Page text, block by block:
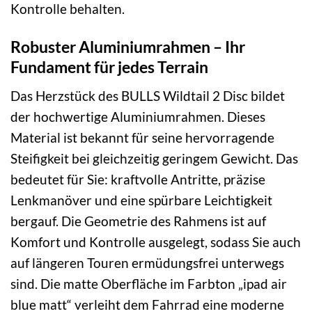
Kontrolle behalten.
Robuster Aluminiumrahmen – Ihr
Fundament für jedes Terrain
Das Herzstück des BULLS Wildtail 2 Disc bildet
der hochwertige Aluminiumrahmen. Dieses
Material ist bekannt für seine hervorragende
Steifigkeit bei gleichzeitig geringem Gewicht. Das
bedeutet für Sie: kraftvolle Antritte, präzise
Lenkmanöver und eine spürbare Leichtigkeit
bergauf. Die Geometrie des Rahmens ist auf
Komfort und Kontrolle ausgelegt, sodass Sie auch
auf längeren Touren ermüdungsfrei unterwegs
sind. Die matte Oberfläche im Farbton „ipad air
blue matt“ verleiht dem Fahrrad eine moderne